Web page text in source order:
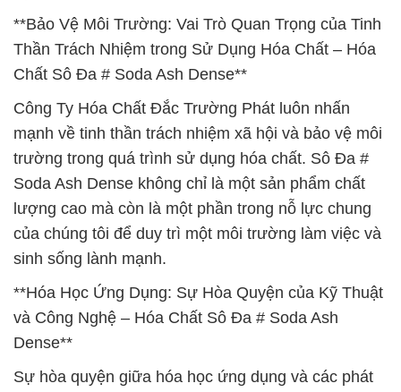
**Bảo Vệ Môi Trường: Vai Trò Quan Trọng của Tinh
Thần Trách Nhiệm trong Sử Dụng Hóa Chất – Hóa
Chất Sô Đa # Soda Ash Dense**
Công Ty Hóa Chất Đắc Trường Phát luôn nhấn
mạnh về tinh thần trách nhiệm xã hội và bảo vệ môi
trường trong quá trình sử dụng hóa chất. Sô Đa #
Soda Ash Dense không chỉ là một sản phẩm chất
lượng cao mà còn là một phần trong nỗ lực chung
của chúng tôi để duy trì một môi trường làm việc và
sinh sống lành mạnh.
**Hóa Học Ứng Dụng: Sự Hòa Quyện của Kỹ Thuật
và Công Nghệ – Hóa Chất Sô Đa # Soda Ash
Dense**
Sự hòa quyện giữa hóa học ứng dụng và các phát